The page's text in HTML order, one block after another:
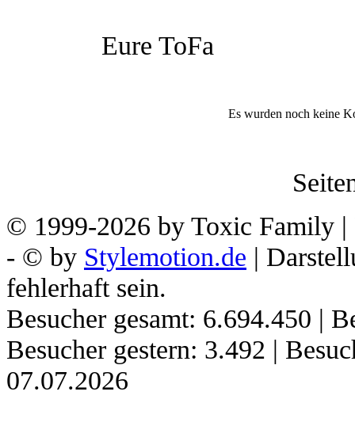
Eure ToFa
Es wurden noch keine
© 1999-2026 by Toxic Family |
- © by Stylemotion.de |
fehlerhaft sein.
Besucher gesamt: 6.694.450 |
Besucher gestern: 3.492 |
07.07.2026